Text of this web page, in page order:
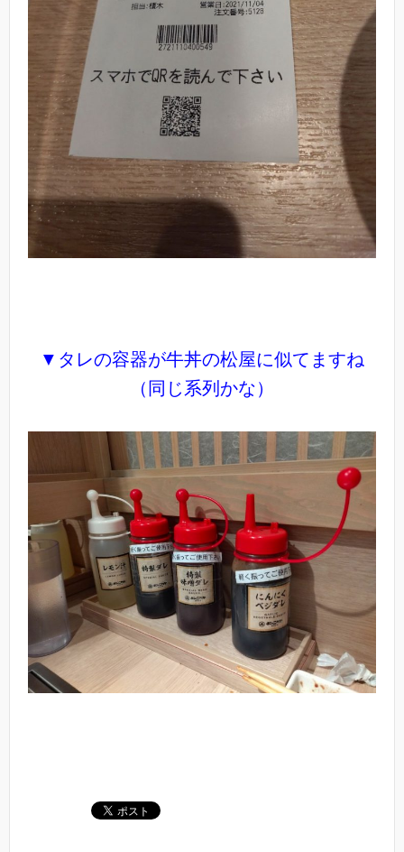
▼タレの容器が牛丼の松屋に似てますね
（同じ系列かな）